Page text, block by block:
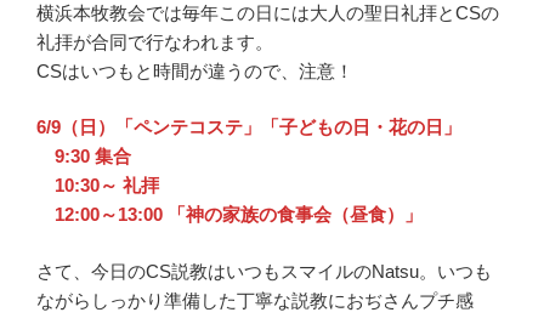
横浜本牧教会では毎年この日には大人の聖日礼拝とCSの
礼拝が合同で行なわれます。
CSはいつもと時間が違うので、注意！
6/9（日）「ペンテコステ」「子どもの日・花の日」
9:30 集合
10:30～ 礼拝
12:00～13:00 「神の家族の食事会（昼食）」
さて、今日のCS説教はいつもスマイルのNatsu。いつも
ながらしっかり準備した丁寧な説教におぢさんプチ感